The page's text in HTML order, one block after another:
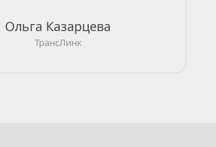
Ольга Казарцева
ТрансЛинк